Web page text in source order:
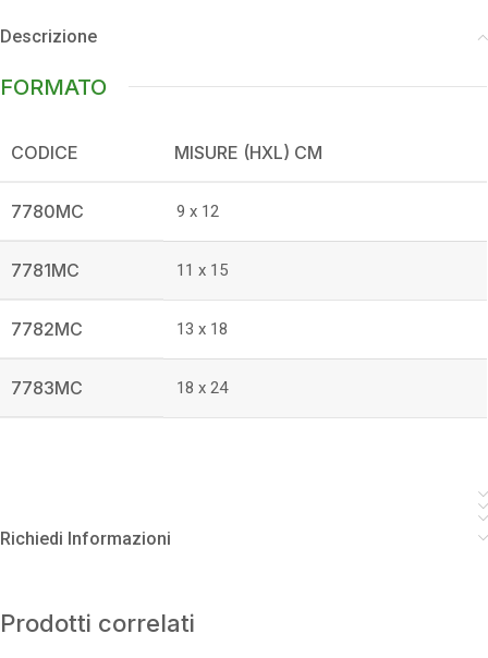
Descrizione
FORMATO
CODICE MISURE (HXL) CM
7780MC 9 x 12
7781MC 11 x 15
7782MC 13 x 18
7783MC 18 x 24
Richiedi Informazioni
Prodotti correlati